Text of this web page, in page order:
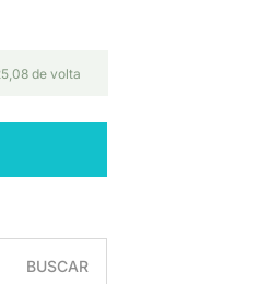
de volta
BUSCAR